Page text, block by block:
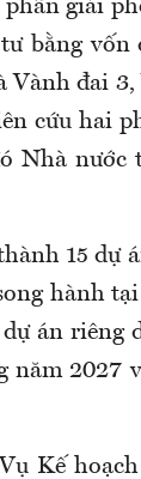
giải
bằng
Vành đai
cứu hai
Nhà
15 dự
hành
án riêng
năm 2027
Kế